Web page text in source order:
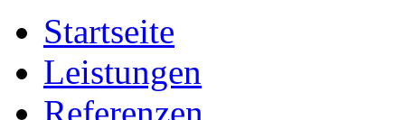
Startseite
Leistungen